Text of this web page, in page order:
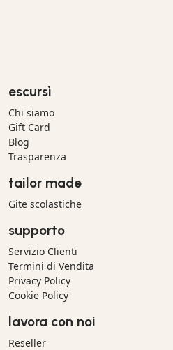
escursì
Chi siamo
Gift Card
Blog
Trasparenza
tailor made
Gite scolastiche
supporto
Servizio Clienti
Termini di Vendita
Privacy Policy
Cookie Policy
lavora con noi
Reseller